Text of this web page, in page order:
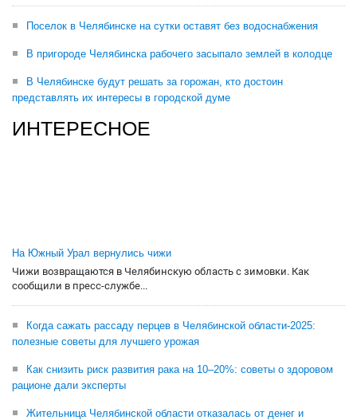
Поселок в Челябинске на сутки оставят без водоснабжения
В пригороде Челябинска рабочего засыпало землей в колодце
В Челябинске будут решать за горожан, кто достоин
представлять их интересы в городской думе
ИНТЕРЕСНОЕ
На Южный Урал вернулись чижи
Чижи возвращаются в Челябинскую область с зимовки. Как
сообщили в пресс-службе...
Когда сажать рассаду перцев в Челябинской области-2025:
полезные советы для лучшего урожая
Как снизить риск развития рака на 10–20%: советы о здоровом
рационе дали эксперты
Жительница Челябинской области отказалась от денег и